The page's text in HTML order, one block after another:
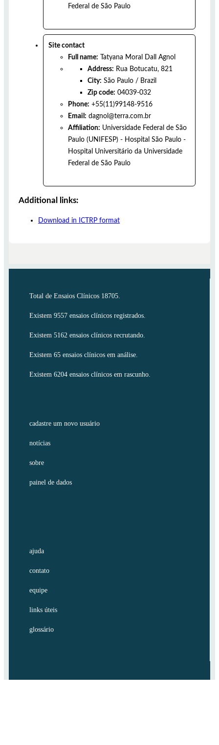
Federal de São Paulo
Site contact
Full name:
Tatyana Moral Dall Agnol
Address: Rua Botucatu, 821
City: São Paulo / Brazil
Zip code: 04039-032
Phone: +55(11)99148-9516
Email: dagnol@terra.com.br
Affiliation: Universidade Federal de São
Paulo (UNIFESP) - Hospital São Paulo -
Hospital Universitário da Universidade
Federal de São Paulo
Additional links:
Download in ICTRP format
Total de Ensaios Clínicos 18705.
Existem 9557 ensaios clínicos registrados.
Existem 5162 ensaios clínicos recrutando.
Existem 65 ensaios clínicos em análise.
Existem 6204 ensaios clínicos em rascunho.
cadastre um novo usuário
notícias
sobre
painel de dados
ajuda
contato
equipe
links úteis
glossário